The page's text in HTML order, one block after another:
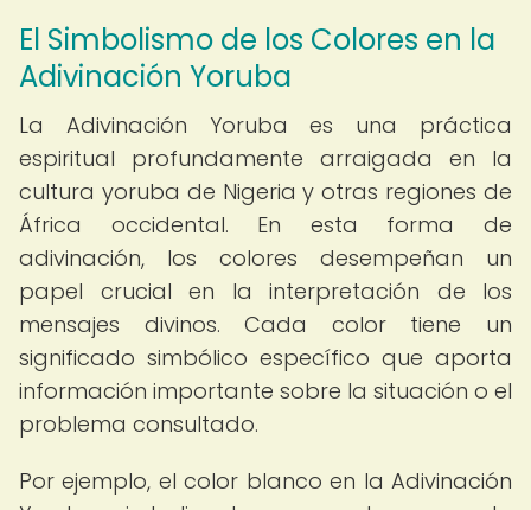
El Simbolismo de los Colores en la
Adivinación Yoruba
La Adivinación Yoruba es una práctica
espiritual profundamente arraigada en la
cultura yoruba de Nigeria y otras regiones de
África occidental. En esta forma de
adivinación, los colores desempeñan un
papel crucial en la interpretación de los
mensajes divinos. Cada color tiene un
significado simbólico específico que aporta
información importante sobre la situación o el
problema consultado.
Por ejemplo, el color blanco en la Adivinación